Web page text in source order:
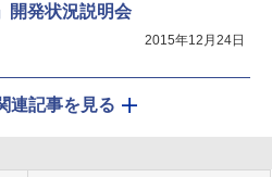
開発状況説明会
2015年12月24日
連記事を見る